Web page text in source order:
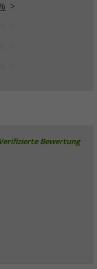
Verifizierte Bewertung